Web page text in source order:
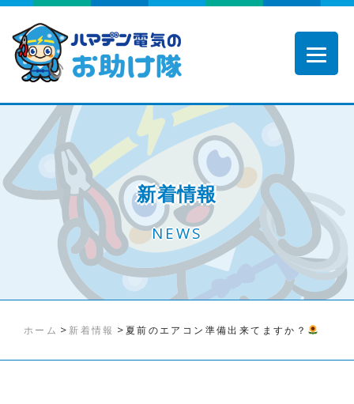
新着情報
NEWS
ホーム > 新着情報 >夏前のエアコン準備出来てますか？